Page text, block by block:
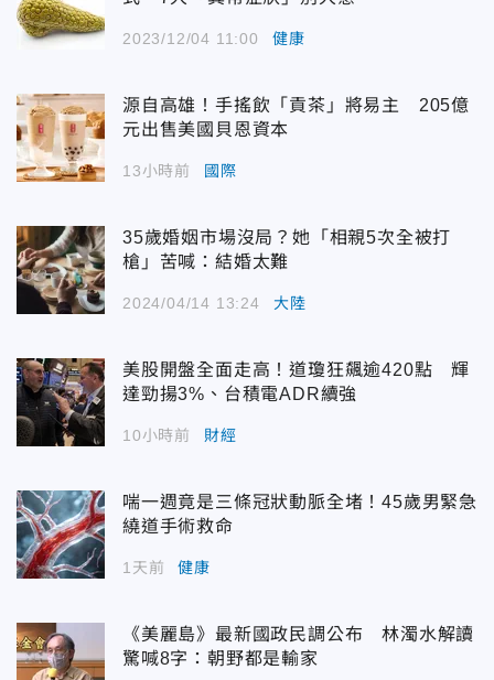
2023/12/04 11:00 健康
源自高雄！手搖飲「貢茶」將易主 205億
元出售美國貝恩資本
13小時前 國際
35歲婚姻市場沒局？她「相親5次全被打
槍」苦喊：結婚太難
2024/04/14 13:24 大陸
美股開盤全面走高！道瓊狂飆逾420點 輝
達勁揚3%、台積電ADR續強
10小時前 財經
喘一週竟是三條冠狀動脈全堵！45歲男緊急
繞道手術救命
1天前 健康
《美麗島》最新國政民調公布 林濁水解讀
驚喊8字：朝野都是輸家